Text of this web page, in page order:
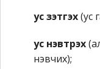
ус зэтгэх(ус
ус нэвтрэх
нэвчих);